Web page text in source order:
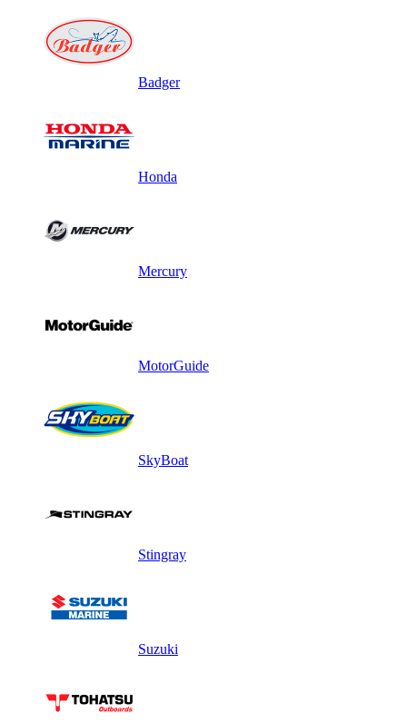
Badger
Honda
Mercury
MotorGuide
SkyBoat
Stingray
Suzuki